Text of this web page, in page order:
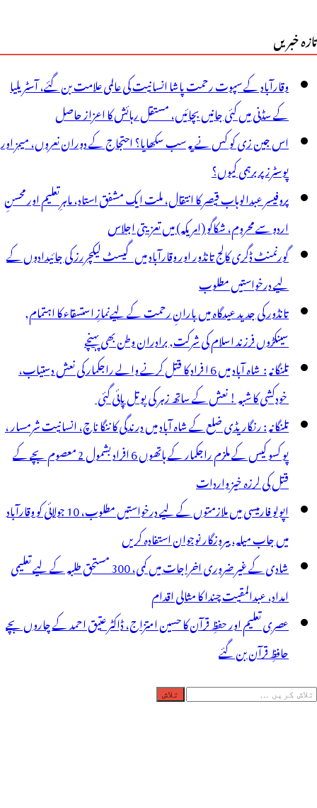
عوام
کے
پیش
تازہ خبریں
وقارآباد کے سپوت رحمت پاشا انسانیت کی عالمی علامت بن گئے، آسٹریلیا
کے سڈنی میں کئی جانیں بچائیں، مستقل رہائش کا اعزاز حاصل
اس جین زی کو کس نے یہ سب سکھایا؟ احتجاج کے دوران نعروں، میمز اور
پوسٹرز پر برہمی کیوں؟
پروفیسر عبدالوہاب قیصر کا انتقال، ملت ایک مشفق استاد، ماہرِتعلیم اور محسنِ
اردو سے محروم، شکاگو (امریکہ) میں تعزیتی اجلاس
گورنمنٹ ڈگری کالج تانڈور اور وقارآباد میں گیسٹ لیکچررز کی جائیدادوں کے
لیے درخواستیں مطلوب
تانڈور کی جدید عیدگاہ میں بارانِ رحمت کے لیےنمازِ استسقاء کا اہتمام,
سینکڑوں فرزند اسلام کی شرکت, برادران وطن بھی پہنچے
تلنگانہ : شاہ آباد میں 6 ا فراد کا قتل کرنے والے راجکمار کی نعش دستیاب،
خودکشی کا شبہ ! نعش کے ساتھ زہر کی بوتل پائی گئی
تلنگانہ : رنگاریڈی ضلع کے شاہ آباد میں درندگی کا ننگا ناچ، انسانیت شرمسار ،
پو کسو کیس کے ملزم راجکمار کے ہاتھوں 6 افراد بشمول 2 معصوم بچے کے
قتل کی لرزہ خیز واردات
اپولو فارمیسی میں ملازمتوں کے لیے درخواستیں مطلوب، 10 جولائی کو وقارآباد
میں جاب میلہ، بیروزگار نوجوان استفادہ کریں
شادی کے غیر ضروری اخراجات میں کمی، 300 مستحق طلبہ کے لیے تعلیمی
امداد، عبدالمقیت چندا کا مثالی اقدام
عصری تعلیم اور حفظِ قرآن کا حسین امتزاج، ڈاکٹر عتیق احمد کے چاروں بچے
حافظِ قرآن بن گئے
تلاش